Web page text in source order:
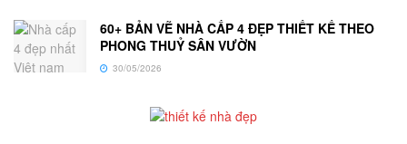
60+ BẢN VẼ NHÀ CẤP 4 ĐẸP THIẾT KẾ THEO
PHONG THUỶ SÂN VƯỜN
30/05/2026